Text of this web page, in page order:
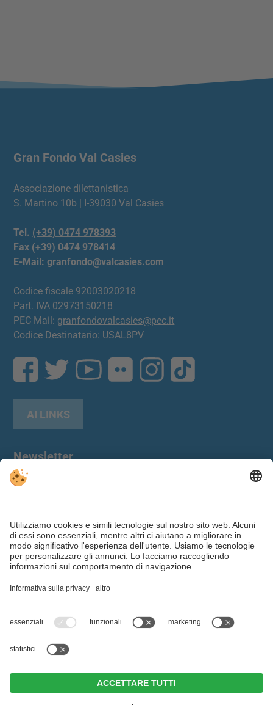
Gran Fondo Val Casies
Associazione dilettanistica
S. Martino 10b | I-39030 Val Casies
Tel. (+39) 0474 978393
Fax (+39) 0474 978414
E-Mail:granfondo@valcasies.com
Codice fiscale 92003020218
Part. IVA 02973150218
PEC Mail: granfondovalcasies@pec.it
Codice Destinatario: USAL8PV
AI LINKS
Newsletter
Webdesign by ©